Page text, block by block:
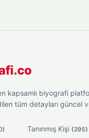
kapsamlı biyografi
tüm detayları güncel
Tanınmış Kişi (295)